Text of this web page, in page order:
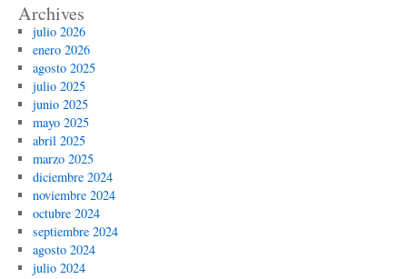
Archives
julio 2026
enero 2026
agosto 2025
julio 2025
junio 2025
mayo 2025
abril 2025
marzo 2025
diciembre 2024
noviembre 2024
octubre 2024
septiembre 2024
agosto 2024
julio 2024